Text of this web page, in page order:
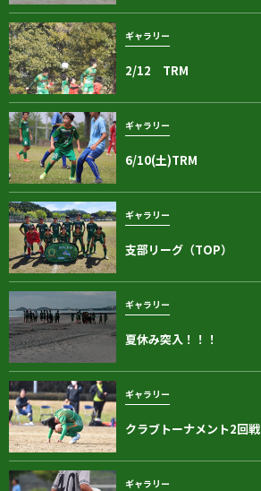
ギャラリー
2/12 TRM
ギャラリー
6/10(土)TRM
ギャラリー
支部リーグ（TOP）
ギャラリー
夏休み突入！！！
ギャラリー
クラブトーナメント2回戦
ギャラリー